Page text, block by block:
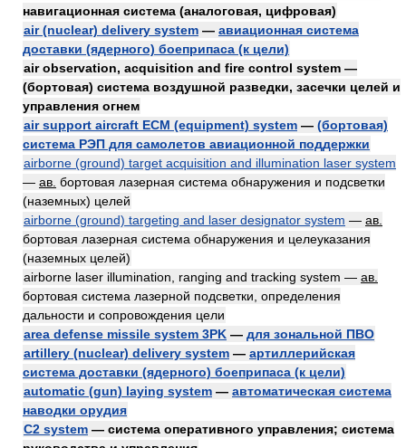
навигационная система (аналоговая, цифровая)
air (nuclear) delivery system — авиационная система
доставки (ядерного) боеприпаса (к цели)
air observation, acquisition and fire control system —
(бортовая) система воздушной разведки, засечки целей и
управления огнем
air support aircraft ECM (equipment) system — (бортовая)
система РЭП для самолетов авиационной поддержки
airborne (ground) target acquisition and illumination laser system
— ав. бортовая лазерная система обнаружения и подсветки
(наземных) целей
airborne (ground) targeting and laser designator system — ав.
бортовая лазерная система обнаружения и целеуказания
(наземных целей)
airborne laser illumination, ranging and tracking system — ав.
бортовая система лазерной подсветки, определения
дальности и сопровождения цели
area defense missile system 3PK — для зональной ПВО
artillery (nuclear) delivery system — артиллерийская
система доставки (ядерного) боеприпаса (к цели)
automatic (gun) laying system — автоматическая система
наводки орудия
C2 system — система оперативного управления; система